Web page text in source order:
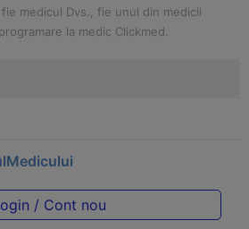
medicul Dvs., fie unul din medicii
la medic Clickmed.
/ Cont nou